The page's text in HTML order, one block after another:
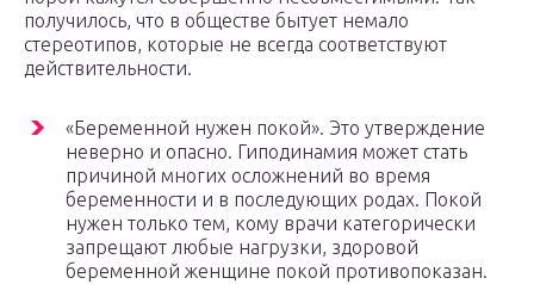
получилось, что в обществе бытует немало
стереотипов, которые не всегда соответствуют
действительности.
«Беременной нужен покой». Это утверждение
неверно и опасно. Гиподинамия может стать
причиной многих осложнений во время
беременности и в последующих родах. Покой
нужен только тем, кому врачи категорически
запрещают любые нагрузки, здоровой
беременной женщине покой противопоказан.